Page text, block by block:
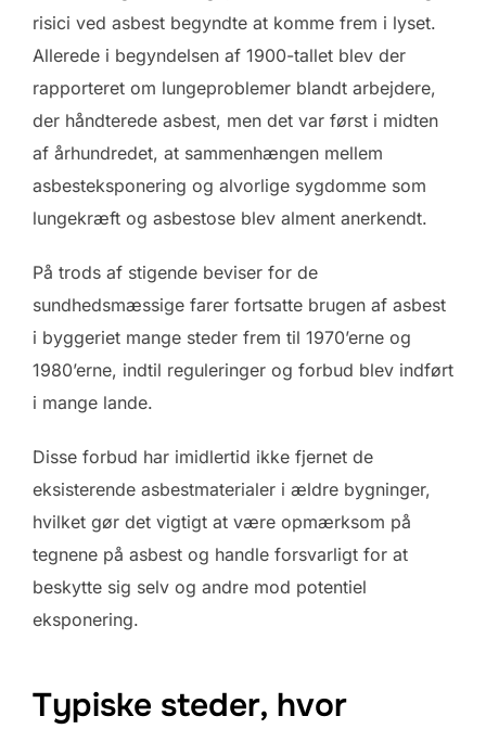
risici ved asbest begyndte at komme frem i lyset.
Allerede i begyndelsen af 1900-tallet blev der
rapporteret om lungeproblemer blandt arbejdere,
der håndterede asbest, men det var først i midten
af århundredet, at sammenhængen mellem
asbesteksponering og alvorlige sygdomme som
lungekræft og asbestose blev alment anerkendt.
På trods af stigende beviser for de
sundhedsmæssige farer fortsatte brugen af asbest
i byggeriet mange steder frem til 1970’erne og
1980’erne, indtil reguleringer og forbud blev indført
i mange lande.
Disse forbud har imidlertid ikke fjernet de
eksisterende asbestmaterialer i ældre bygninger,
hvilket gør det vigtigt at være opmærksom på
tegnene på asbest og handle forsvarligt for at
beskytte sig selv og andre mod potentiel
eksponering.
Typiske steder, hvor